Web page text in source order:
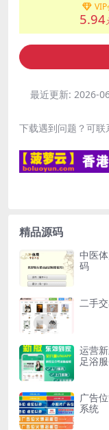
5.94
最近更新: 2026-
下载遇到问题？可联
精品源码
中医
码
二手
运营
足浴
广告
系统